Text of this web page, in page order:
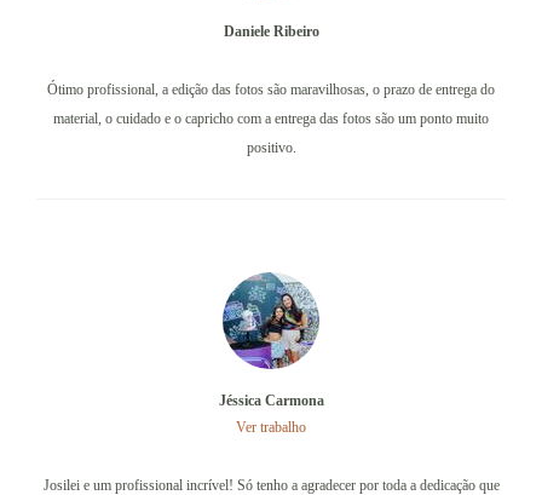
Ótimo profissional, a edição das fotos são maravilhosas, o prazo de entrega do
material, o cuidado e o capricho com a entrega das fotos são um ponto muito
positivo.
Daniele Ribeiro
Josilei e um profissional incrível! Só tenho a agradecer por toda a dedicação que
Jéssica Carmona
Ver trabalho